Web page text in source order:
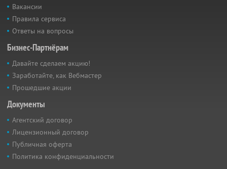
Вакансии
Правила сервиса
Ответы на вопросы
Бизнес-Партнёрам
Давайте сделаем акцию!
Заработайте, как Вебмастер
Прошедшие акции
Документы
Агентский договор
Лицензионный договор
Публичная оферта
Политика конфиденциальности